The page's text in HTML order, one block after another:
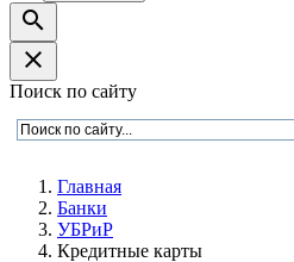
search
close
Поиск по сайту
Главная
Банки
УБРиР
Кредитные карты